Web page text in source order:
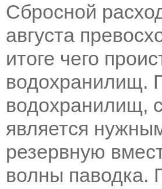
Сбросной
августа
итоге чего
водохранилищ.
водохранилищ,
является
резервную
волны паводка.